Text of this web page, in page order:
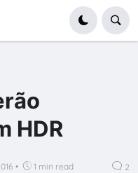
HDR
• 1 min read 2